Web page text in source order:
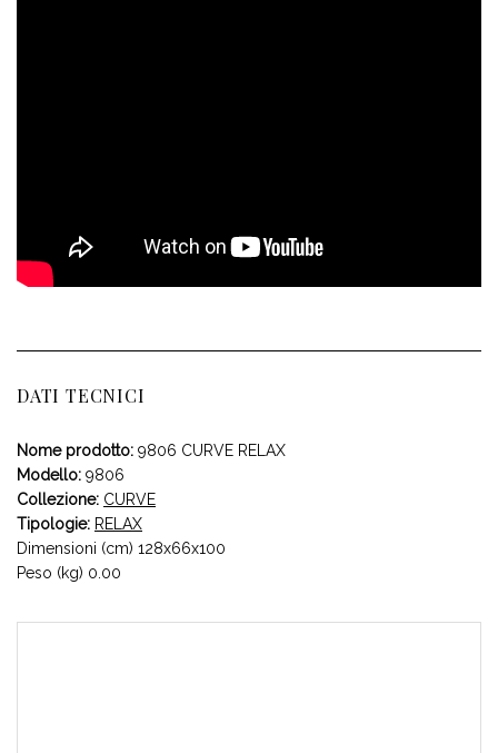
DATI TECNICI
Nome prodotto: 9806 CURVE RELAX
Modello: 9806
Collezione: CURVE
Tipologie: RELAX
Dimensioni (cm) 128x66x100
Peso (kg) 0.00